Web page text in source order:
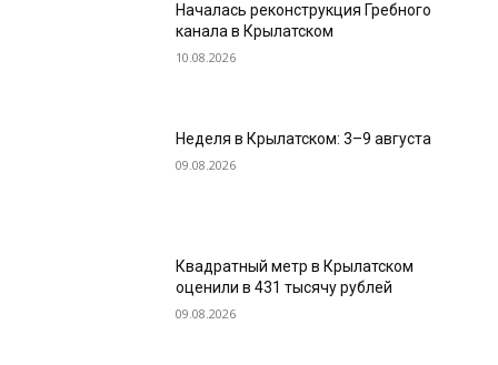
Началась реконструкция Гребного
канала в Крылатском
10.08.2026
Неделя в Крылатском: 3–9 августа
09.08.2026
Квадратный метр в Крылатском
оценили в 431 тысячу рублей
09.08.2026